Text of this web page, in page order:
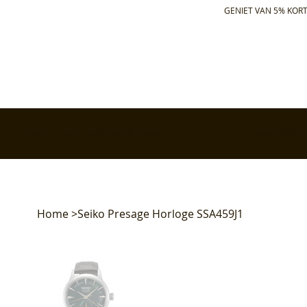
GENIET VAN 5%
Home>Seiko Presage Horloge SSA459J1